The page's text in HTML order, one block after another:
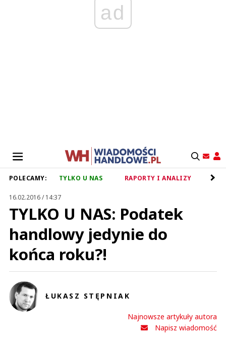
ad
POLECAMY: TYLKO U NAS RAPORTY I ANALIZY
16.02.2016 / 14:37
TYLKO U NAS: Podatek
handlowy jedynie do
końca roku?!
ŁUKASZ STĘPNIAK
Najnowsze artykuły autora
Napisz wiadomość